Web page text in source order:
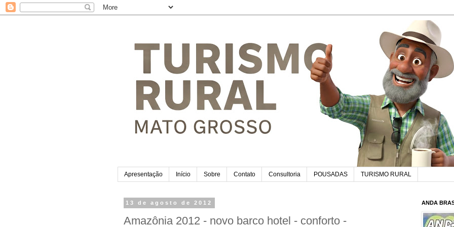
Apresentação Início Sobre Contato Consultoria POUSADAS TURISMO RURAL
13 de agosto de 2012
Amazônia 2012 - novo barco hotel - conforto -
ANDA